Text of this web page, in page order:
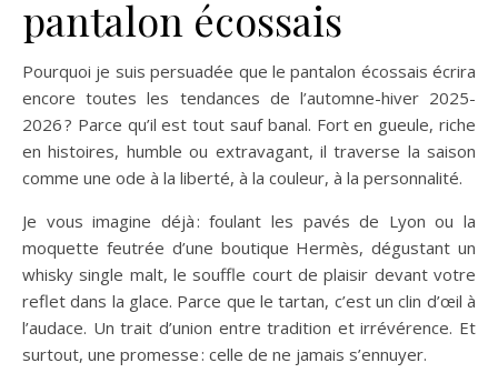
pantalon écossais
Pourquoi je suis persuadée que le pantalon écossais écrira
encore toutes les tendances de l’automne-hiver 2025-
2026 ? Parce qu’il est tout sauf banal. Fort en gueule, riche
en histoires, humble ou extravagant, il traverse la saison
comme une ode à la liberté, à la couleur, à la personnalité.
Je vous imagine déjà : foulant les pavés de Lyon ou la
moquette feutrée d’une boutique Hermès, dégustant un
whisky single malt, le souffle court de plaisir devant votre
reflet dans la glace. Parce que le tartan, c’est un clin d’œil à
l’audace. Un trait d’union entre tradition et irrévérence. Et
surtout, une promesse : celle de ne jamais s’ennuyer.